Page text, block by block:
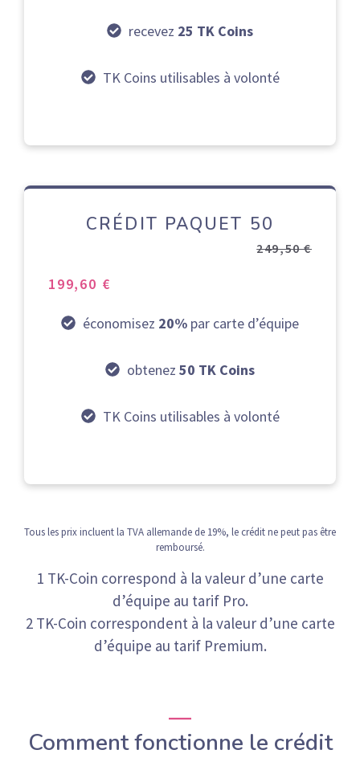
recevez 25 TK Coins
TK Coins utilisables à volonté
CRÉDIT PAQUET 50
249,50 €
199,60 €
économisez 20% par carte d’équipe
obtenez 50 TK Coins
TK Coins utilisables à volonté
Tous les prix incluent la TVA allemande de 19%, le crédit ne peut pas être
remboursé.
1 TK-Coin correspond à la valeur d’une carte
d’équipe au tarif Pro.
2 TK-Coin correspondent à la valeur d’une carte
d’équipe au tarif Premium.
Comment fonctionne le crédit